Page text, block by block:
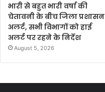
भारी से बहुत भारी वर्षा की
चेतावनी के बीच जिला प्रशासन
अलर्ट, सभी विभागों को हाई
अलर्ट पर रहने के निर्देश
August 5, 2026